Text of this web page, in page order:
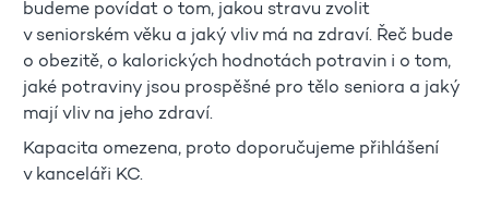
budeme povídat o tom, jakou stravu zvolit
v seniorském věku a jaký vliv má na zdraví. Řeč bude
o obezitě, o kalorických hodnotách potravin i o tom,
jaké potraviny jsou prospěšné pro tělo seniora a jaký
mají vliv na jeho zdraví.
Kapacita omezena, proto doporučujeme přihlášení
v kanceláři KC.